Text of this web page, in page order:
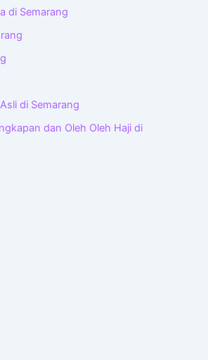
di Semarang
di Semarang
dan Oleh Oleh Haji di